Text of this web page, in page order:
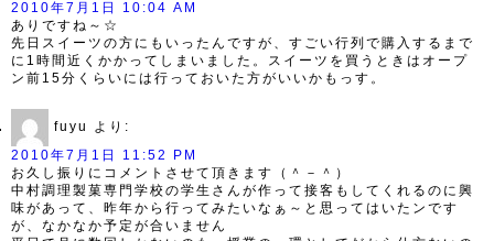
2010年7月1日 10:04 AM
ありですね～☆
先日スイーツの方にもいったんですが、すごい行列で購入するまで
に1時間近くかかってしまいました。スイーツを買うときはオープ
ン前15分くらいには行っておいた方がいいかもっす。
fuyu
より:
2010年7月1日 11:52 PM
お久し振りにコメントさせて頂きます（＾－＾）
中村調理製菓専門学校の学生さんが作って接客もしてくれるのに興
味があって、昨年から行ってみたいなぁ～と思ってはいたンです
が、なかなか予定が合いません